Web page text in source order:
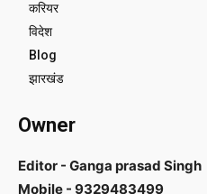
करियर
विदेश
Blog
झारखंड
Owner
Editor - Ganga prasad Singh
Mobile - 9329483499